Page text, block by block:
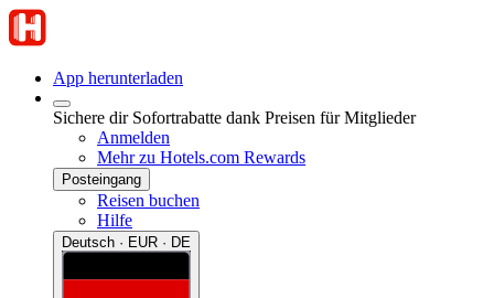
App herunterladen
Sichere dir Sofortrabatte dank Preisen für Mitglieder
Anmelden
Mehr zu Hotels.com Rewards
Posteingang
Reisen buchen
Hilfe
Deutsch · EUR · DE